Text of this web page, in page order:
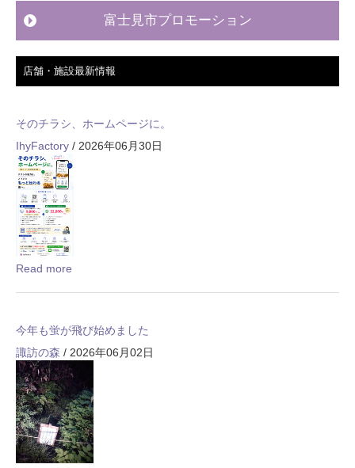
富士見市プロモーション
店舗・施設最新情報
そのチラシ、ホームページに。
IhyFactory / 2026年06月30日
Read more
今年も蛍が飛び始めました
諏訪の森 / 2026年06月02日